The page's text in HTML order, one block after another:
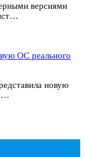
версиями
ОС реального
новую